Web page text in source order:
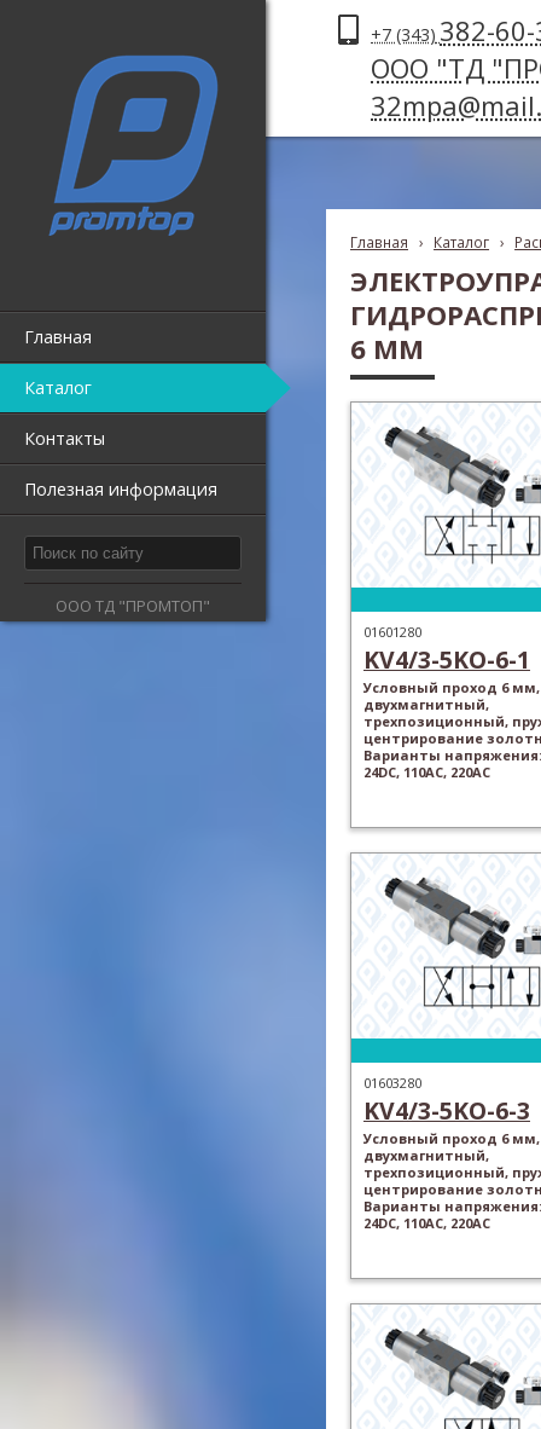
Главная
Каталог
Контакты
Полезная информация
ООО ТД "ПРОМТОП"
+7 (343) 382-
ООО "ТД
Главная › Каталог ›
6 ММ
01601280
KV4/3-5KO-6-1
Условный проход 6 мм,
двухмагнитный,
трехпозиционный,
центрирование
Варианты напряжения:
24DC, 110AC, 220AC
01603280
KV4/3-5KO-6-3
Условный проход 6 мм,
двухмагнитный,
трехпозиционный,
центрирование
Варианты напряжения:
24DC, 110AC, 220AC